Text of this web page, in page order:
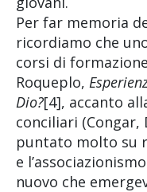
Per far memoria
ricordiamo che
corsi di
Roqueplo,
Dio?[4], accanto
conciliari (Congar,
puntato molto su
e
nuovo che